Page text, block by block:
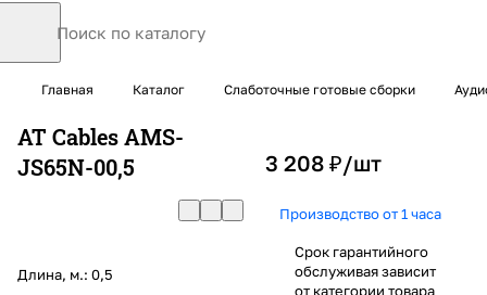
Главная Каталог Слаботочные готовые сборки
AT Cables AMS-
JS65N-00,5
Длина, м.: 0,5
3 208 ₽/шт
Производство от 1 часа
Срок гарантийного
обслуживая зависит
от категории товара